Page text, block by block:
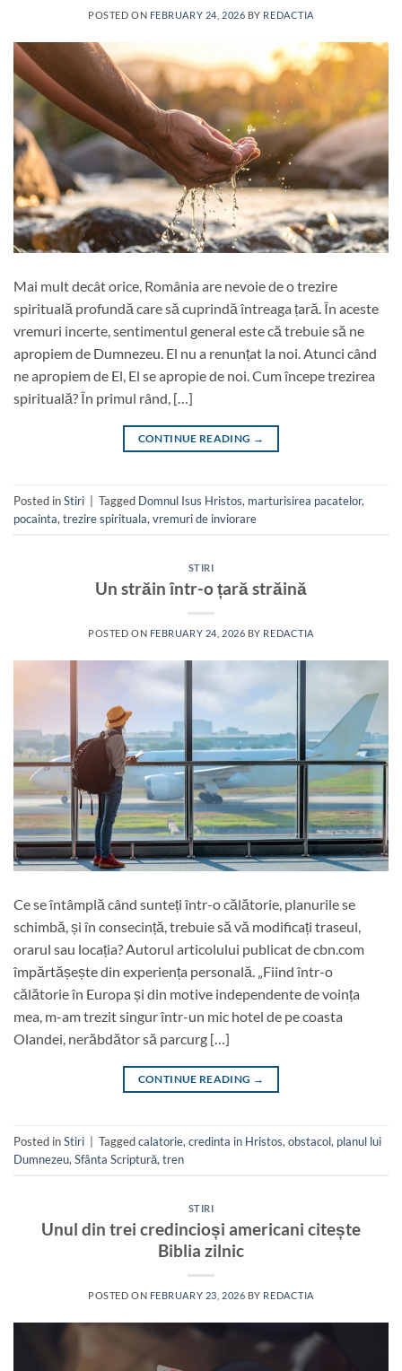
POSTED ON FEBRUARY 24, 2026 BY REDACTIA
Mai mult decât orice, România are nevoie de o trezire
spirituală profundă care să cuprindă întreaga țară. În aceste
vremuri incerte, sentimentul general este că trebuie să ne
apropiem de Dumnezeu. El nu a renunțat la noi. Atunci când
ne apropiem de El, El se apropie de noi. Cum începe trezirea
spirituală? În primul rând, […]
CONTINUE READING →
Posted inStiri Tagged Domnul Isus Hristos, marturisirea pacatelor,
pocainta, trezire spirituala, vremuri de inviorare
STIRI
Un străin într-o țară străină
POSTED ON FEBRUARY 24, 2026 BY REDACTIA
Ce se întâmplă când sunteți într-o călătorie, planurile se
schimbă, și în consecință, trebuie să vă modificați traseul,
orarul sau locația? Autorul articolului publicat de cbn.com
împărtășește din experiența personală. „Fiind într-o
călătorie în Europa și din motive independente de voința
mea, m-am trezit singur într-un mic hotel de pe coasta
Olandei, nerăbdător să parcurg […]
CONTINUE READING →
Posted inStiri Taggedcalatorie, credinta in Hristos, obstacol, planul lui
Dumnezeu, Sfânta Scriptură, tren
STIRI
Unul din trei credincioși americani citește
Biblia zilnic
POSTED ON FEBRUARY 23, 2026 BY REDACTIA